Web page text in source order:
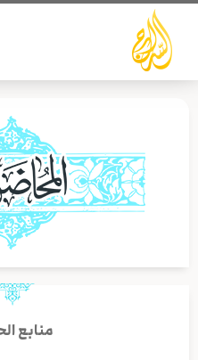
تخطي
المحتوى
منابع